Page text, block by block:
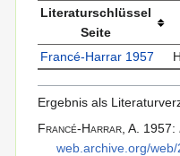
Literaturschlüssel
Seite
Francé-Harrar 1957
Ergebnis als
Francé-Harrar, A. 1957:
web.​archive.​org/​